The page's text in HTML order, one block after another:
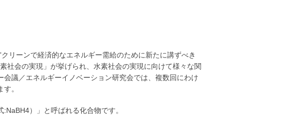
リーンで経済的なエネルギー需給のために新たに講ずべき
社会の実現」が挙げられ、水素社会の実現に向けて様々な関
議／エネルギーイノベーション研究会では、複数回にわけ
。
）」と呼ばれる化合物です。